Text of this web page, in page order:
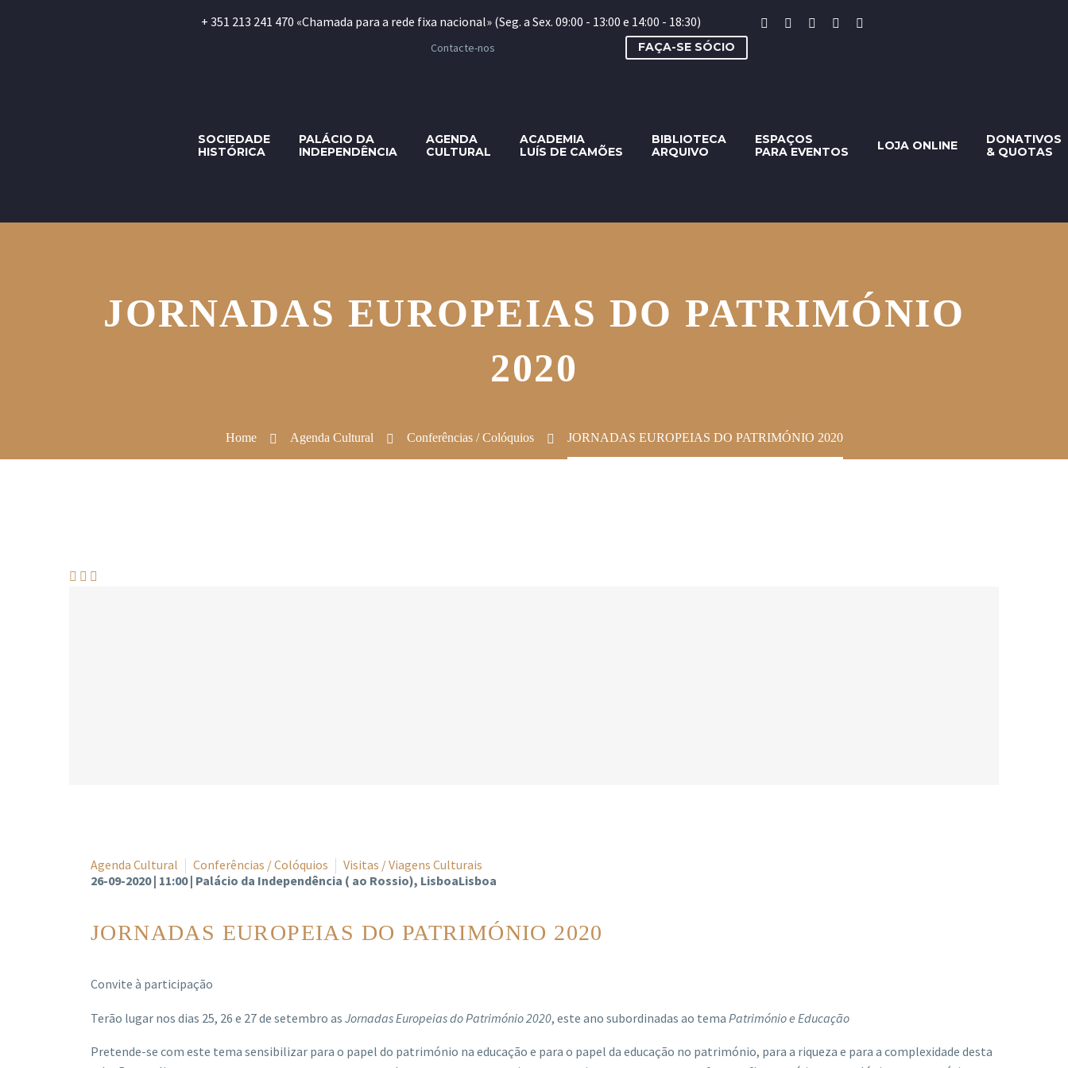
+ 351 213 241 470 «Chamada para a rede fixa nacional» (Seg. a Sex. 09:00 - 13:00 e 14:00 - 18:30)
Contacte-nos FAÇA-SE SÓCIO
SOCIEDADE
HISTÓRICA
PALÁCIO DA
INDEPENDÊNCIA
AGENDA
CULTURAL
ACADEMIA
LUÍS DE CAMÕES
BIBLIOTECA
ARQUIVO
ESPAÇOS
PARA EVENTOS
LOJA ONLINE
DONATIVOS
& QUOTAS
JORNADAS EUROPEIAS DO PATRIMÓNIO
2020
Home Agenda Cultural Conferências / Colóquios JORNADAS EUROPEIAS DO PATRIMÓNIO 2020
  
Agenda Cultural Conferências / Colóquios
Visitas / Viagens Culturais
26-09-2020 | 11:00 | Palácio da Independência ( ao Rossio), LisboaLisboa
JORNADAS EUROPEIAS DO PATRIMÓNIO 2020
Convite à participação
Terão lugar nos dias 25, 26 e 27 de setembro as Jornadas Europeias do Património 2020, este ano subordinadas ao tema Património e Educação
Pretende-se com este tema sensibilizar para o papel do património na educação e para o papel da educação no património, para a riqueza e para a complexidade desta